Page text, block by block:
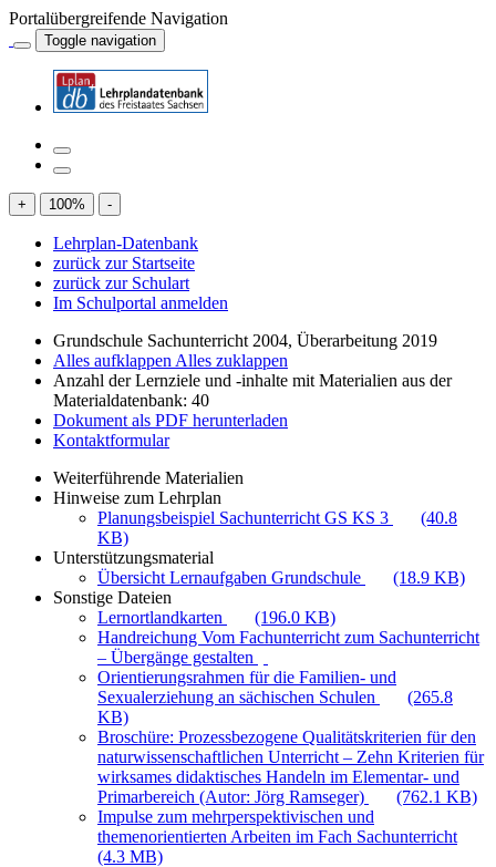
Portalübergreifende Navigation
Toggle navigation
+ 100% -
Lehrplan-Datenbank
zurück zur Startseite
zurück zur Schulart
Im Schulportal anmelden
Grundschule Sachunterricht 2004, Überarbeitung 2019
Alles aufklappen Alles zuklappen
Anzahl der Lernziele und -inhalte mit Materialien aus der
Materialdatenbank: 40
Dokument als PDF herunterladen
Kontaktformular
Weiterführende Materialien
Hinweise zum Lehrplan
Planungsbeispiel Sachunterricht GS KS 3
(40.8
KB)
Unterstützungsmaterial
Übersicht Lernaufgaben Grundschule
(18.9 KB)
Sonstige Dateien
Lernortlandkarten
(196.0 KB)
Handreichung Vom Fachunterricht zum Sachunterricht
– Übergänge gestalten
Orientierungsrahmen für die Familien- und
Sexualerziehung an sächischen Schulen
(265.8
KB)
Broschüre: Prozessbezogene Qualitätskriterien für den
naturwissenschaftlichen Unterricht – Zehn Kriterien für
wirksames didaktisches Handeln im Elementar- und
Primarbereich (Autor: Jörg Ramseger)
(762.1 KB)
Impulse zum mehrperspektivischen und
themenorientierten Arbeiten im Fach Sachunterricht
(4.3 MB)